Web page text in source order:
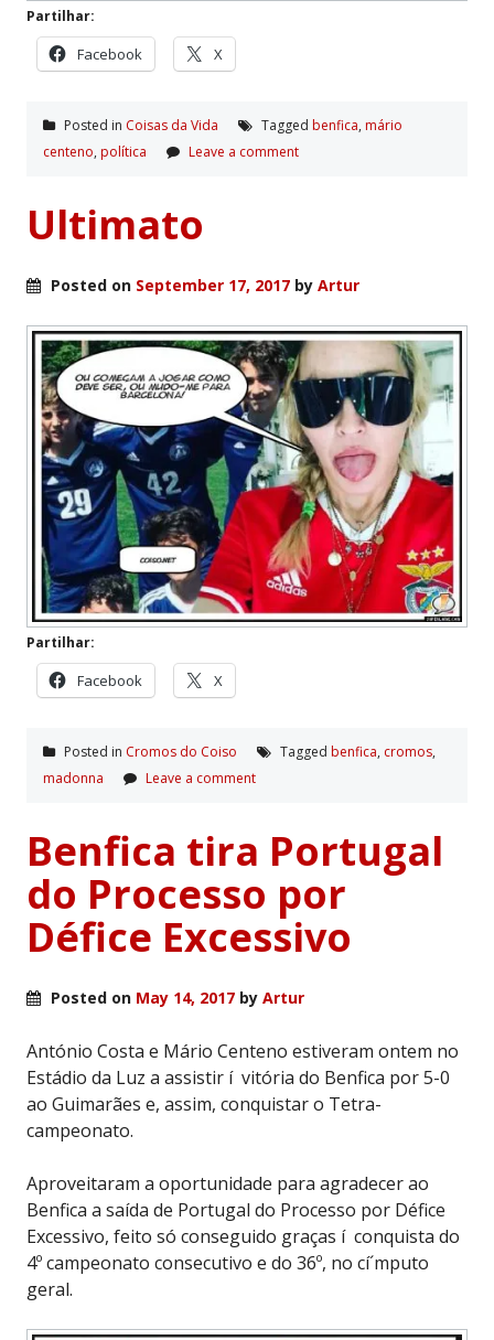
Partilhar:
Facebook X
Posted in Coisas da Vida Tagged benfica, mário
centeno, polí­tica Leave a comment
Ultimato
Posted on September 17, 2017 by Artur
Partilhar:
Facebook X
Posted in Cromos do Coiso Tagged benfica, cromos,
madonna
Leave a comment
Benfica tira Portugal
do Processo por
Défice Excessivo
Posted on May 14, 2017 by Artur
António Costa e Mário Centeno estiveram ontem no
Estádio da Luz a assistir í vitória do Benfica por 5-0
ao Guimarães e, assim, conquistar o Tetra-
campeonato.
Aproveitaram a oportunidade para agradecer ao
Benfica a saída de Portugal do Processo por Défice
Excessivo, feito só conseguido graças í conquista do
4º campeonato consecutivo e do 36º, no cí´mputo
geral.